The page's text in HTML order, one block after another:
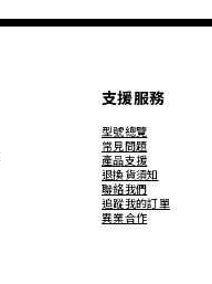
支援服務
型號總覽
常見問題
產品支援
退換貨須知
聯絡我們
追蹤我的訂單
異業合作